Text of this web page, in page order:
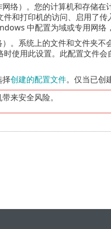
络）。您的计算机和存储
和打印机的访问、启用了
中配置为域或专用网络
）。系统上的文件和文件夹
使用此设置。此配置文件
创建的配置文件。仅当已创
来安全风险。